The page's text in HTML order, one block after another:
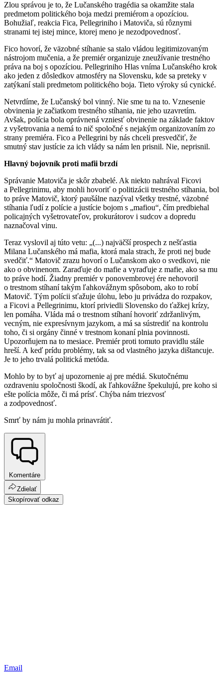
Zlou správou je to, že Lučanského tragédia sa okamžite stala
predmetom politického boja medzi premiérom a opozíciou.
Bohužiaľ, reakcia Fica, Pellegriniho i Matoviča, sú rôznymi
stranami tej istej mince, ktorej meno je nezodpovednosť.
Fico hovorí, že väzobné stíhanie sa stalo vládou legitimizovaným
nástrojom mučenia, a že premiér organizuje zneužívanie trestného
práva na boj s opozíciou. Pellegriniho Hlas vníma Lučanského krok
ako jeden z dôsledkov atmosféry na Slovensku, kde sa preteky v
zatýkaní stali predmetom politického boja. Tieto výroky sú cynické.
Netvrdíme, že Lučanský bol vinný. Nie sme tu na to. Vznesenie
obvinenia je začiatkom trestného stíhania, nie jeho uzavretím.
Avšak, polícia bola oprávnená vzniesť obvinenie na základe faktov
z vyšetrovania a nemá to nič spoločné s nejakým organizovaním zo
strany premiéra. Fico a Pellegrini by nás chceli presvedčiť, že
smutný stav justície za ich vlády sa nám len prisnil. Nie, neprisnil.
Hlavný bojovník proti mafii brzdí
Správanie Matoviča je skôr zbabelé. Ak niekto nahrával Ficovi
a Pellegrinimu, aby mohli hovoriť o politizácii trestného stíhania, bol
to práve Matovič, ktorý paušálne nazýval všetky trestné, väzobné
stíhania ľudí z polície a justície bojom s „mafiou“, čím predbiehal
policajných vyšetrovateľov, prokurátorov i sudcov a dopredu
naznačoval vinu.
Teraz vyslovil aj túto vetu: „(...) najväčší prospech z nešťastia
Milana Lučanského má mafia, ktorá mala strach, že proti nej bude
svedčiť.“ Matovič zrazu hovorí o Lučanskom ako o svedkovi, nie
ako o obvinenom. Zaraďuje do mafie a vyraďuje z mafie, ako sa mu
to práve hodí. Žiadny premiér v ponovembrovej ére nehovoril
o trestnom stíhaní takým ľahkovážnym spôsobom, ako to robí
Matovič. Tým polícii sťažuje úlohu, lebo ju privádza do rozpakov,
a Ficovi a Pellegrinimu, ktorí priviedli Slovensko do ťažkej krízy,
len pomáha. Vláda má o trestnom stíhaní hovoriť zdržanlivým,
vecným, nie expresívnym jazykom, a má sa sústrediť na kontrolu
toho, či si orgány činné v trestnom konaní plnia povinnosti.
Upozorňujem na to mesiace. Premiér proti tomuto pravidlu stále
hreší. A keď prídu problémy, tak sa od vlastného jazyka dištancuje.
Je to jeho trvalá politická metóda.
Mohlo by to byť aj upozornenie aj pre médiá. Skutočnému
ozdraveniu spoločnosti škodí, ak ľahkovážne špekulujú, pre koho si
ešte polícia môže, či má prísť. Chýba nám triezvosť
a zodpovednosť.
Smrť by nám ju mohla prinavrátiť.
Komentáre
Zdielať
Skopírovať odkaz
Email